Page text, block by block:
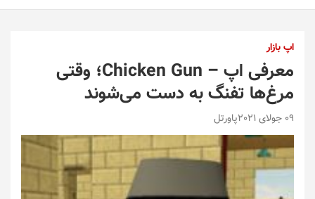
اپ بازار
معرفی اپ – Chicken Gun؛ وقتی
مرغ‌ها تفنگ به دست می‌شوند
09 جولای 2021 پاورتل